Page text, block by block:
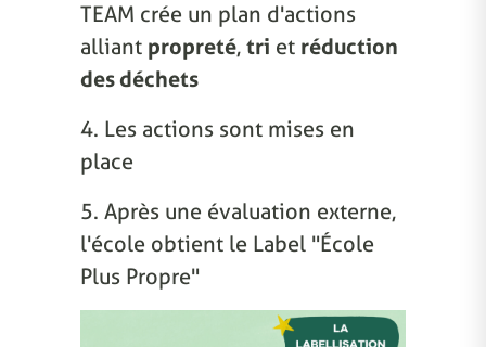
TEAM crée un plan d'actions
alliant propreté, tri et réduction
des déchets
4. Les actions sont mises en
place
5. Après une évaluation externe,
l'école obtient le Label "École
Plus Propre"